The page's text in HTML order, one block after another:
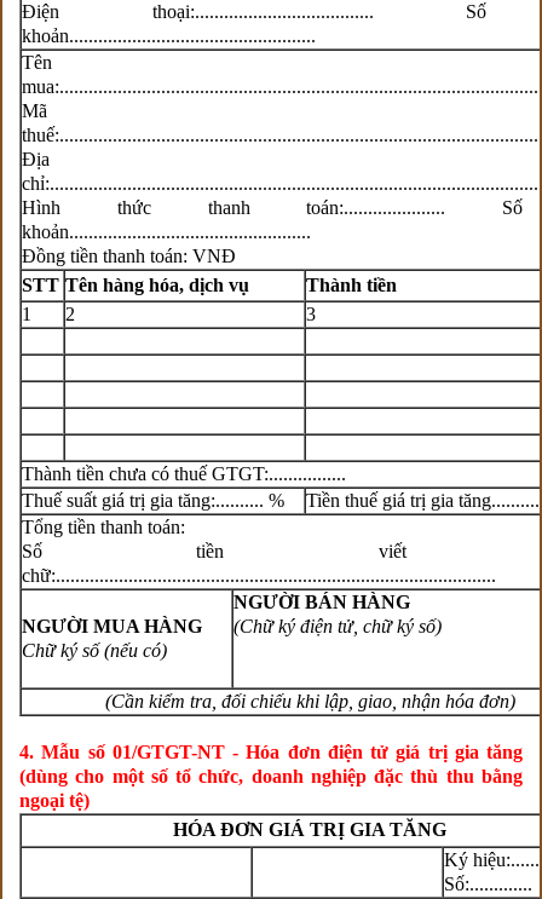
Điện thoại:.....................................
khoản...................................................
Tên
Mã
Địa
Hình thức thanh toán:.....................
khoản..................................................
Đồng tiền thanh toán: VNĐ
STT Tên hàng hóa, dịch vụ
Thành tiền
1
2 3
Thành tiền chưa có thuế GTGT:................
Thuế suất giá trị gia tăng:.......... %
Tiền thuế giá trị gia
Tổng tiền thanh toán:
Số tiền viết
chữ:...........................................................................................
NGƯỜI MUA HÀNG
Chữ ký số (nếu có)
NGƯỜI BÁN HÀNG
(Chữ ký điện tử, chữ ký số)
(Cần kiểm tra, đối chiếu khi lập, giao, nhận hóa đơn)
4. Mẫu số 01/GTGT-NT - Hóa đơn điện tử giá trị gia tăng
(dùng cho một số tổ chức, doanh nghiệp đặc thù thu bằng
ngoại tệ)
HÓA ĐƠN GIÁ TRỊ GIA TĂNG
Ký hiệu:......
Số:.............